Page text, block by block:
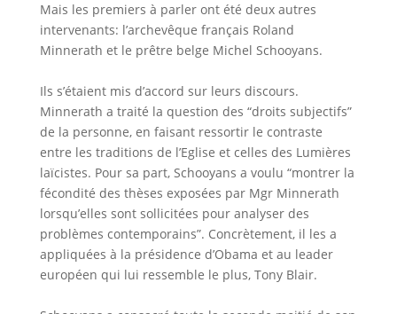
Mais les premiers à parler ont été deux autres
intervenants: l’archevêque français Roland
Minnerath et le prêtre belge Michel Schooyans.
Ils s’étaient mis d’accord sur leurs discours.
Minnerath a traité la question des “droits subjectifs”
de la personne, en faisant ressortir le contraste
entre les traditions de l’Eglise et celles des Lumières
laïcistes. Pour sa part, Schooyans a voulu “montrer la
fécondité des thèses exposées par Mgr Minnerath
lorsqu’elles sont sollicitées pour analyser des
problèmes contemporains”. Concrètement, il les a
appliquées à la présidence d’Obama et au leader
européen qui lui ressemble le plus, Tony Blair.